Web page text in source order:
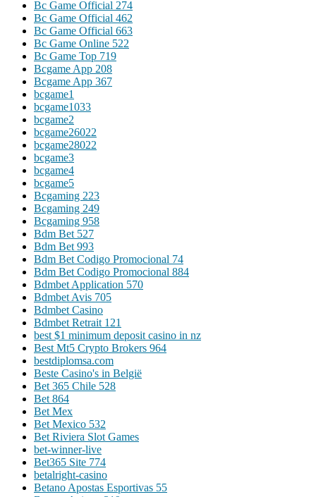
Bc Game Official 274
Bc Game Official 462
Bc Game Official 663
Bc Game Online 522
Bc Game Top 719
Bcgame App 208
Bcgame App 367
bcgame1
bcgame1033
bcgame2
bcgame26022
bcgame28022
bcgame3
bcgame4
bcgame5
Bcgaming 223
Bcgaming 249
Bcgaming 958
Bdm Bet 527
Bdm Bet 993
Bdm Bet Codigo Promocional 74
Bdm Bet Codigo Promocional 884
Bdmbet Application 570
Bdmbet Avis 705
Bdmbet Casino
Bdmbet Retrait 121
best $1 minimum deposit casino in nz
Best Mt5 Crypto Brokers 964
bestdiplomsa.com
Beste Casino's in België
Bet 365 Chile 528
Bet 864
Bet Mex
Bet Mexico 532
Bet Riviera Slot Games
bet-winner-live
Bet365 Site 774
betalright-casino
Betano Apostas Esportivas 55